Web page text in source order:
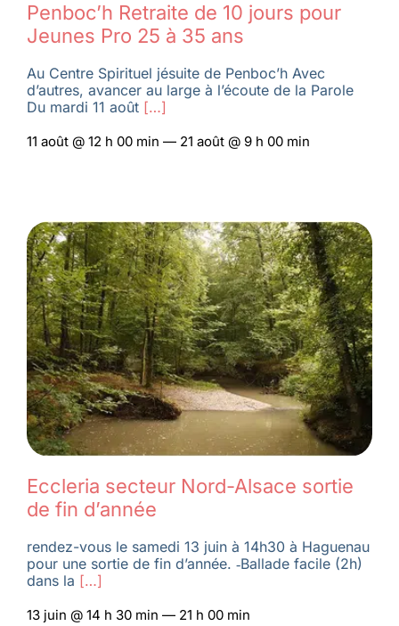
Penboc’h Retraite de 10 jours pour
Jeunes Pro 25 à 35 ans
Au Centre Spirituel jésuite de Penboc’h Avec
d’autres, avancer au large à l’écoute de la Parole
Du mardi 11 août[…]
11 août @ 12 h 00 min — 21 août @ 9 h 00 min
Eccleria secteur Nord-Alsace sortie
de fin d’année
rendez-vous le samedi 13 juin à 14h30 à Haguenau
pour une sortie de fin d’année. ‑Ballade facile (2h)
dans la […]
13 juin @ 14 h 30 min — 21 h 00 min